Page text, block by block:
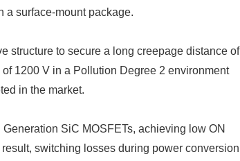
a surface-mount package.
structure to secure a long creepage distance of
1200 V in a Pollution Degree 2 environment
in the market.
SiC MOSFETs, achieving low ON
switching losses during power conversion